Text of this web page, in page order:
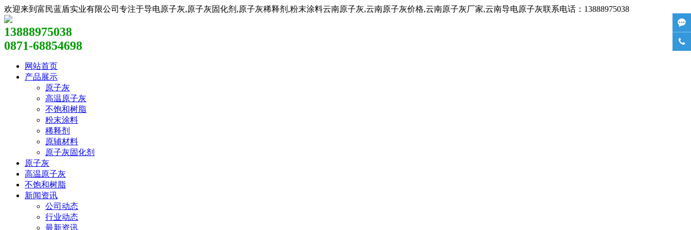
欢迎来到富民蓝盾实业有限公司专注于导电原子灰,原子灰固化剂,原子灰稀释剂,粉末涂料云南原子灰,云南原子灰价格,云南原子灰厂家,云南导电原子灰联系电话：13888975038
13888975038
0871-68854698
网站首页
产品展示
原子灰
高温原子灰
不饱和树脂
粉末涂料
稀释剂
原辅材料
原子灰固化剂
原子灰
高温原子灰
不饱和树脂
新闻资讯
公司动态
行业动态
最新资讯

